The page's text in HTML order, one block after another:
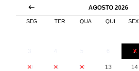
AGOSTO 2026
SEG TER QUA QUI SEX
7
10 11 12 13 14